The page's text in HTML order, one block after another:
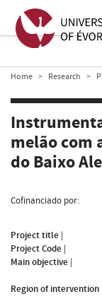
Home Research
melão com
do Baixo
Cofinanciado por:
Project title |
Project Code |
Main objective |
Region of intervention